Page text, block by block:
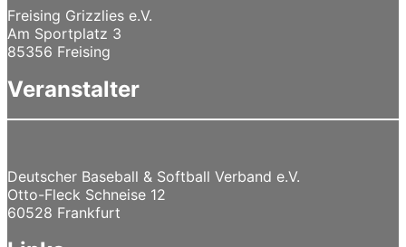
Freising Grizzlies e.V.
Am Sportplatz 3
85356 Freising
Veranstalter
Deutscher Baseball & Softball Verband e.V.
Otto-Fleck Schneise 12
60528 Frankfurt